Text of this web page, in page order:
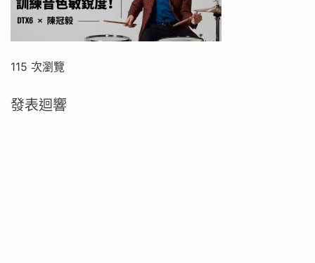
115 次瀏覽
發表迴響